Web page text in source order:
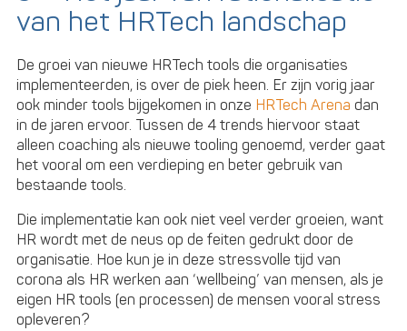
van het HRTech landschap
De groei van nieuwe HRTech tools die organisaties
implementeerden, is over de piek heen. Er zijn vorig jaar
ook minder tools bijgekomen in onze HRTech Arena dan
in de jaren ervoor. Tussen de 4 trends hiervoor staat
alleen coaching als nieuwe tooling genoemd, verder gaat
het vooral om een verdieping en beter gebruik van
bestaande tools.
Die implementatie kan ook niet veel verder groeien, want
HR wordt met de neus op de feiten gedrukt door de
organisatie. Hoe kun je in deze stressvolle tijd van
corona als HR werken aan ‘wellbeing’ van mensen, als je
eigen HR tools (en processen) de mensen vooral stress
opleveren?